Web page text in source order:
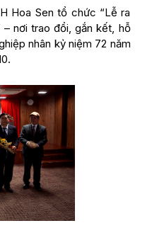
Hoa Sen tổ chức “Lễ ra
– nơi trao đổi, gắn kết, hỗ
nhân kỷ niệm 72 năm